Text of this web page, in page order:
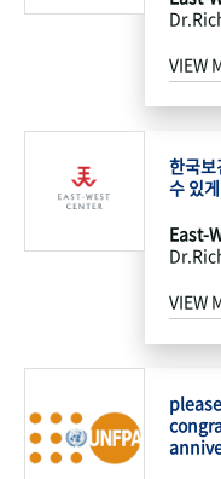
VIEW
한국보
수 있
East-
VIEW